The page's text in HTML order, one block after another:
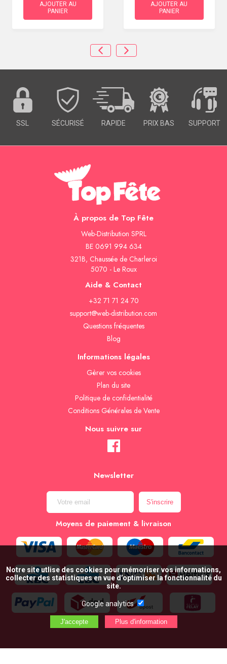
AJOUTER AU
PANIER
AJOUTER AU
PANIER
SSL SÉCURISÉ RAPIDE PRIX BAS SUPPORT
À propos de Top Fête
Web-Distribution SPRL
BE 0691 994 634
321B, Chaussée de Charleroi
5070 - Le Roux
Aide & Contact
+32 71 71 24 70
support@web-distribution.com
Questions fréquentes
Blog
Informations légales
Gèrer vos cookies
Plan du site
Politique de confidentialité
Conditions Générales de Vente
Nous suivre sur
Newsletter
Moyens de paiement & livraison
Notre site utlise des cookies pour mémoriser vos informations,
collecter des statistiques en vue d’optimiser la fonctionnalité du
site.
Google analytics